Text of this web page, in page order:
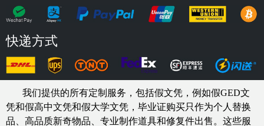
快递方式
我们提供的所有定制服务，包括假文凭，例如假GED文
凭和假高中文凭和假大学文凭， 毕业证购买只作为个人替换
品、高品质新奇物品、专业制作道具和修复件出售。这些服